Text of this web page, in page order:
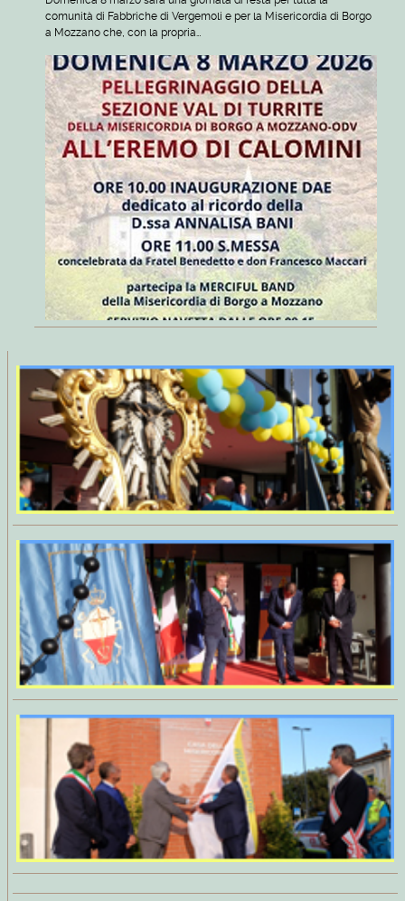
comunità di Fabbriche di Vergemoli e per la Misericordia di Borgo
a Mozzano che, con la propria…